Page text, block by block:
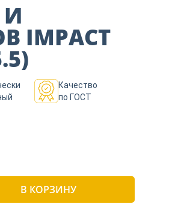
И
IMPACT
Качество
по ГОСТ
В КОРЗИНУ